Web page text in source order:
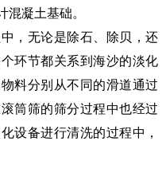
混凝土基础。
无论是除石、除贝，还
环节都关系到海沙的淡化
料分别从不同的滑道通过
筒筛的筛分过程中也经过
设备进行清洗的过程中，